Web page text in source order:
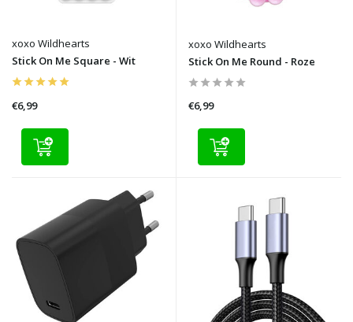
xoxo Wildhearts
Stick On Me Square - Wit
€6,99
xoxo Wildhearts
Stick On Me Round - Roze
€6,99